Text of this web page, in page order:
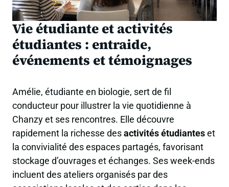
Vie étudiante et activités
étudiantes : entraide,
événements et témoignages
Amélie, étudiante en biologie, sert de fil
conducteur pour illustrer la vie quotidienne à
Chanzy et ses rencontres. Elle découvre
rapidement la richesse desactivités étudianteset
la convivialité des espaces partagés, favorisant
stockage d’ouvrages et échanges. Ses week-ends
incluent des ateliers organisés par des